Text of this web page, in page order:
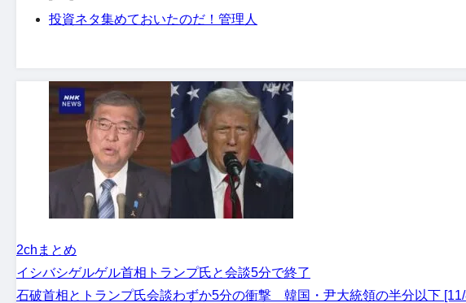
投資ネタ集めておいたのだ！管理人
2chまとめ
イシバシゲルゲル首相 トランプ氏と会談5分で終了
石破首相とトランプ氏会談わずか5分の衝撃 韓国・尹大統領の半分以下